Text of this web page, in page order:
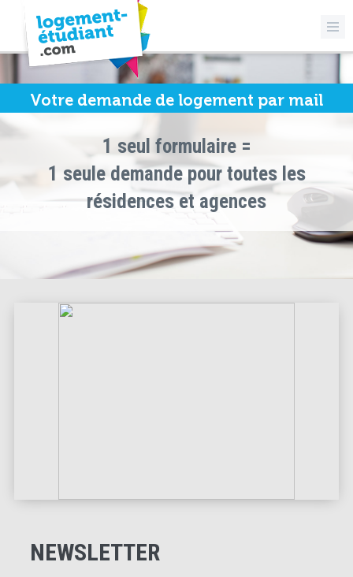
Votre demande de logement par mail
1 seul formulaire =
1 seule demande pour toutes les
résidences et agences
NEWSLETTER